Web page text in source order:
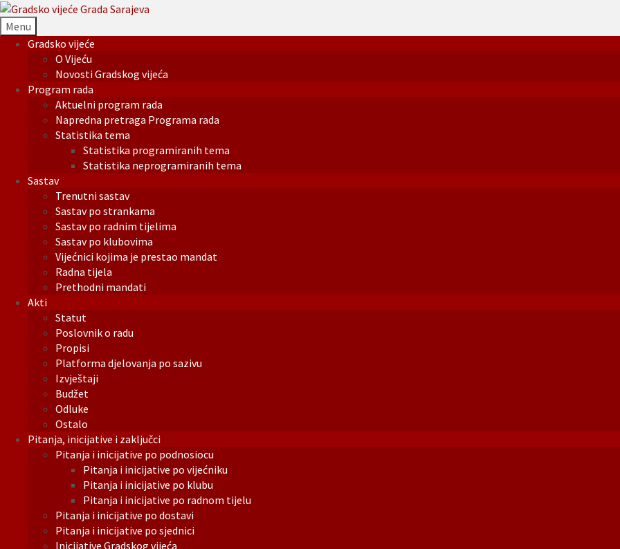
Menu
Gradsko vijeće
O Vijeću
Novosti Gradskog vijeća
Program rada
Aktuelni program rada
Napredna pretraga Programa rada
Statistika tema
Statistika programiranih tema
Statistika neprogramiranih tema
Sastav
Trenutni sastav
Sastav po strankama
Sastav po radnim tijelima
Sastav po klubovima
Vijećnici kojima je prestao mandat
Radna tijela
Prethodni mandati
Akti
Statut
Poslovnik o radu
Propisi
Platforma djelovanja po sazivu
Izvještaji
Budžet
Odluke
Ostalo
Pitanja, inicijative i zaključci
Pitanja i inicijative po podnosiocu
Pitanja i inicijative po vijećniku
Pitanja i inicijative po klubu
Pitanja i inicijative po radnom tijelu
Pitanja i inicijative po dostavi
Pitanja i inicijative po sjednici
Inicijative Gradskog vijeća